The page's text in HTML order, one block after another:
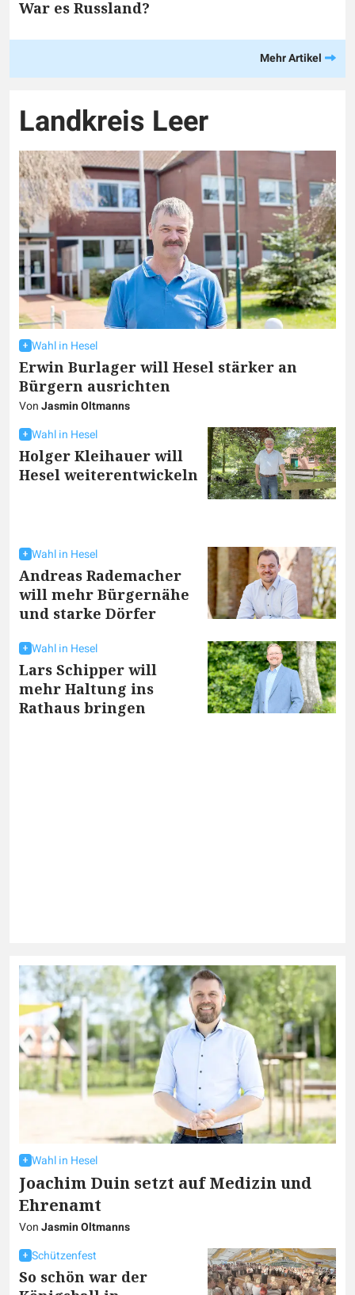
War es Russland?
Mehr Artikel
Landkreis Leer
Wahl in Hesel
Erwin Burlager will Hesel stärker an
Bürgern ausrichten
VonJasmin Oltmanns
Wahl in Hesel
Holger Kleihauer will
Hesel weiterentwickeln
Wahl in Hesel
Andreas Rademacher
will mehr Bürgernähe
und starke Dörfer
Wahl in Hesel
Lars Schipper will
mehr Haltung ins
Rathaus bringen
Wahl in Hesel
Joachim Duin setzt auf Medizin und
Ehrenamt
VonJasmin Oltmanns
Schützenfest
So schön war der